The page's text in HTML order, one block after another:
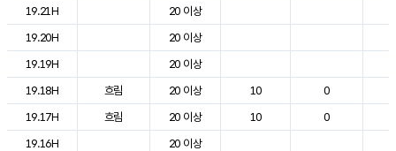
19.21H
20 이상
19.20H
20 이상
19.19H
20 이상
19.18H
흐림 20 이상 10 0
19.17H
흐림 20 이상 10 0
19.16H
20 이상